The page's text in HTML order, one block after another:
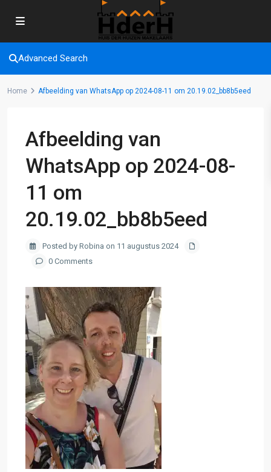
Advanced Search
Home Afbeelding van WhatsApp op 2024-08-11 om 20.19.02_bb8b5eed
Afbeelding van
WhatsApp op 2024-08-
11 om
20.19.02_bb8b5eed
Posted by Robina on 11 augustus 2024
0 Comments